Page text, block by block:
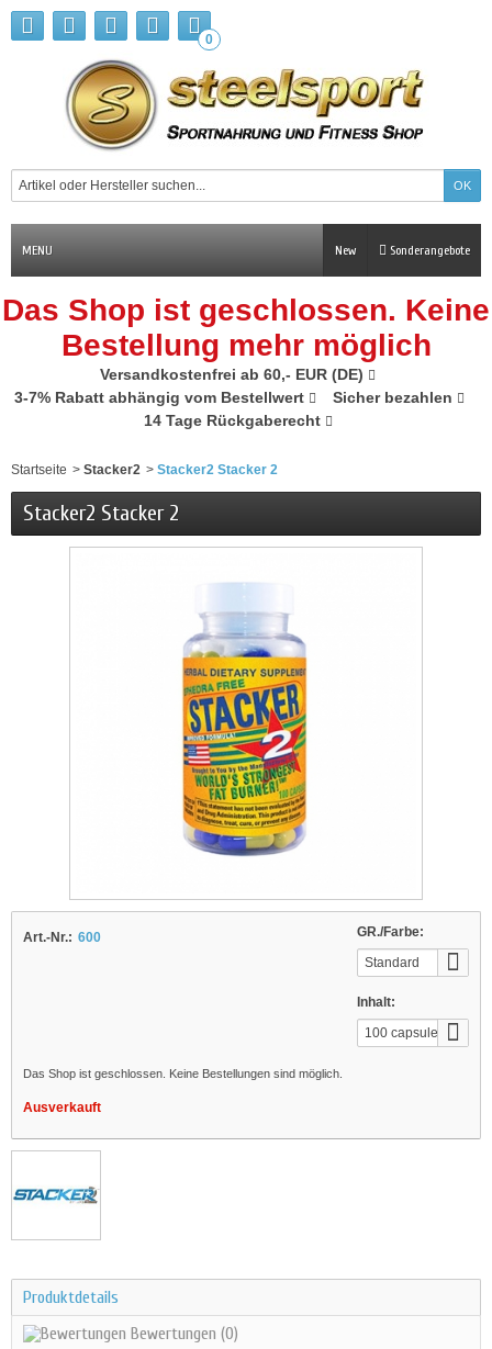
0
MENU Sonderangebote
New
Das Shop ist geschlossen. Keine
Bestellung mehr möglich
Versandkostenfrei ab 60,- EUR (DE)
3-7% Rabatt abhängig vom Bestellwert
Sicher bezahlen
14 Tage Rückgaberecht
Startseite > Stacker2 > Stacker2 Stacker 2
Stacker2 Stacker 2
GR./Farbe:
Standard
Inhalt:
100 capsules
Art.-Nr.: 600
Das Shop ist geschlossen. Keine Bestellungen sind möglich.
Ausverkauft
Produktdetails
Bewertungen (0)